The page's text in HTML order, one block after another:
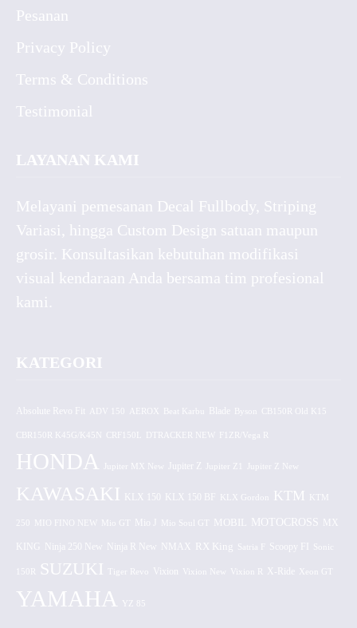
Pesanan
Privacy Policy
Terms & Conditions
Testimonial
LAYANAN KAMI
Melayani pemesanan Decal Fullbody, Striping
Variasi, hingga Custom Design satuan maupun
grosir. Konsultasikan kebutuhan modifikasi
visual kendaraan Anda bersama tim profesional
kami.
KATEGORI
Absolute Revo Fit ADV 150 AEROX CB150R Old K15
CBR150R K45G/K45N CRF150L DTRACKER NEW F1ZR/Vega R
HONDA Jupiter MX New Jupiter Z
KAWASAKI KLX 150 KLX 150 BF KLX Gordon KTM KTM
250 MIO FINO NEW Mio GT Mio J Mio Soul GT MOBIL MOTOCROSS MX
KING Ninja 250 New Ninja R New NMAX RX King Satria F Scoopy FI Sonic
150R SUZUKI Tiger Revo Vixion Vixion New Vixion R X-Ride Xeon GT
YAMAHA YZ 85